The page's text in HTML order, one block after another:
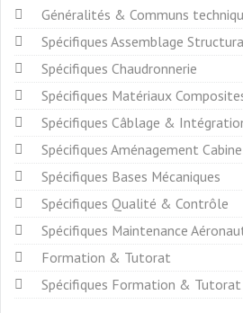
Généralités & Communs
Spécifiques Assemblage
Spécifiques Chaudronnerie
Spécifiques Matériaux
Spécifiques Câblage &
Spécifiques Aménagement Cabine
Spécifiques Bases Mécaniques
Spécifiques Qualité & Contrôle
Spécifiques Maintenance
Formation & Tutorat
Spécifiques Formation & Tutorat